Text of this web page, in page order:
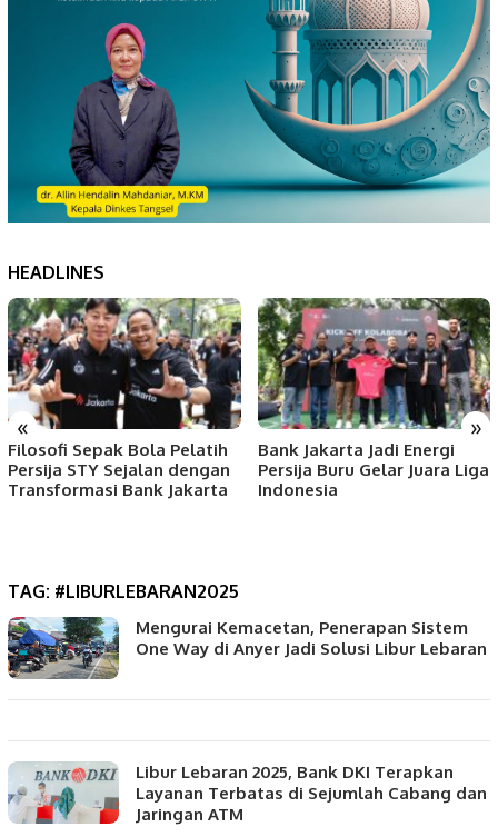
HEADLINES
« »
Filosofi Sepak Bola Pelatih
Persija STY Sejalan dengan
Transformasi Bank Jakarta
Bank Jakarta Jadi Energi
Persija Buru Gelar Juara Liga
Indonesia
TAG: #LIBURLEBARAN2025
Mengurai Kemacetan, Penerapan Sistem
One Way di Anyer Jadi Solusi Libur Lebaran
Libur Lebaran 2025, Bank DKI Terapkan
Layanan Terbatas di Sejumlah Cabang dan
Jaringan ATM